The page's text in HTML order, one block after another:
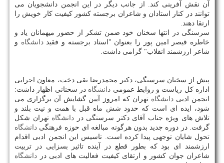
آن نقش آفرینی كند. از جانب دیگر در این انجمن دانشجویان می
توانند در كنار استادان و شاعران برجسته كشور كیفیت كار خویش را
ارتقا دهند.
سرسنگی در انتها سخنان خود ضمن تشكر از حضور میهمانان یاد و
خاطره قیصر امین پور را بعنوان "استاد برجسته و فقیددانشگاه و
شاعر ارزشمند انقلاب" گرامی داشت.
پیش از سخنان سرسنگی، دكتر محمدرضا تقی دخت، معاون اجرایی
اداره كل ریاست و روابط عمومی دانشگاه در سخنانی اظهار داشت:
انجمن ادبیدانشگاه تهران كه امروز آیین گشایش آن برگزاری می
شود، ایده ای است كه حدود شش ماه قبل با همت و نیت بلند و
تلاش های ویژه جناب آقای دكتر سرسنگی در دانشگاه تهران شكل
گرفت. در دوره جدید بدون هرگونه مبالغه ای حوزه فرهنگی دانشگاه
تحول شایان توجهی پیدا كرده است. تاسیس این انجمن ادبی اقدام
ارزشمند ای بود كه بطور قطع در آینده تاثیر بسزایی در تربیت
شاعران جوان كشور و ارتقای كیفیت فعالیت های ادبی در دانشگاه